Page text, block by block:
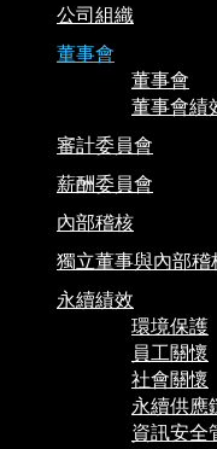
公司組織
董事會
董事會
董事會績
審計委員會
薪酬委員會
內部稽核
獨立董事與內部
永續績效
環境保護
員工關懷
社會關懷
永續供應
資訊安全